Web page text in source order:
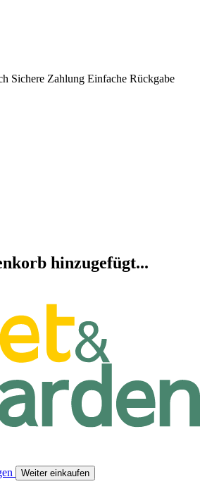
Sichere Zahlung Einfache Rückgabe
hinzugefügt...
Weiter einkaufen